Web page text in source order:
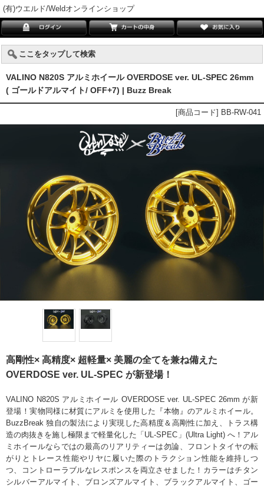
(有)ウエルド/Weldオンラインショップ
ここをタップして検索
VALINO N820S アルミホイール OVERDOSE ver. UL-SPEC 26mm
( ゴールドアルマイト/ OFF+7) | Buzz Break
[商品コード] BB-RW-041
高剛性× 高精度× 超軽量× 美麗の全てを兼ね備えた
OVERDOSE ver. UL-SPEC が新登場！
VALINO N820S アルミホイール OVERDOSE ver. UL-SPEC 26mm が新
登場！実物同様に材質にアルミを使用した『本物』のアルミホイール。
BuzzBreak 独自の製法により実現した高精度＆高剛性に加え、トラス構
造の肉抜きを施し極限まで軽量化した「UL-SPEC」(Ultra Light) へ！アル
ミホイールならではの最高のリアリティーは勿論、フロントタイヤの転
がりとトレース性能やリヤに履いた際のトラクション性能を維持しつ
つ、コントローラブルなレスポンスを両立させました！カラーはチタン
シルバーアルマイト、ブロンズアルマイト、ブラックアルマイト、ゴー